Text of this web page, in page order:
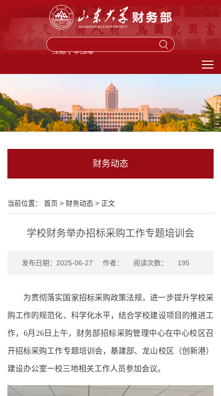
财务动态
当前位置： 首页 > 财务动态 > 正文
学校财务举办招标采购工作专题培训会
发布日期：2025-06-27 作者： 阅读次数： 195
为贯彻落实国家招标采购政策法规，进一步提升学校采
购工作的规范化、科学化水平，结合学校建设项目的推进工
作，6月26日上午，财务部招标采购管理中心在中心校区召
开招标采购工作专题培训会，基建部、龙山校区（创新港）
建设办公室一校三地相关工作人员参加会议。